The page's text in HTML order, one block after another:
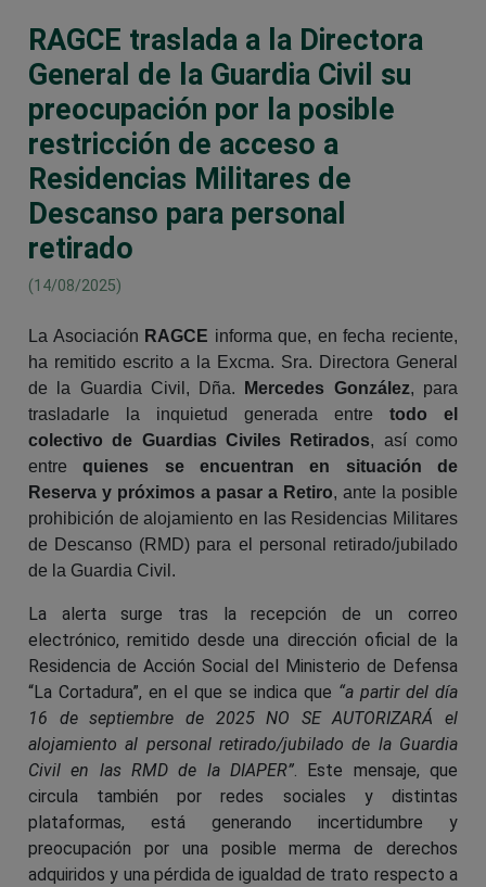
RAGCE traslada a la Directora
General de la Guardia Civil su
preocupación por la posible
restricción de acceso a
Residencias Militares de
Descanso para personal
retirado
(14/08/2025)
La Asociación RAGCE informa que, en fecha reciente,
ha remitido escrito a la Excma. Sra. Directora General
de la Guardia Civil, Dña.
Mercedes González, para
trasladarle la inquietud generada entre todo el
colectivo de Guardias Civiles Retirados, así como
entrequienes se encuentran en situación de
Reserva y próximos a pasar a Retiro, ante la posible
prohibición de alojamiento en las Residencias Militares
de Descanso (RMD) para el personal retirado/jubilado
de la Guardia Civil.
La alerta surge tras la recepción de un correo
electrónico, remitido desde una dirección oficial de la
Residencia de Acción Social del Ministerio de Defensa
“La Cortadura”, en el que se indica que “a partir del día
16 de septiembre de 2025 NO SE AUTORIZARÁ el
alojamiento al personal retirado/jubilado de la Guardia
Civil en las RMD de la DIAPER”. Este mensaje, que
circula también por redes sociales y distintas
plataformas, está generando incertidumbre y
preocupación por una posible merma de derechos
adquiridos y una pérdida de igualdad de trato respecto a